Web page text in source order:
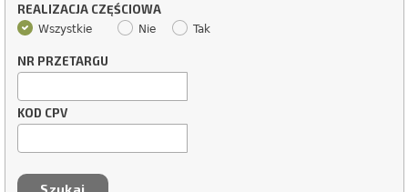
REALIZACJA CZĘŚCIOWA
Wszystkie Nie Tak
NR PRZETARGU
KOD CPV